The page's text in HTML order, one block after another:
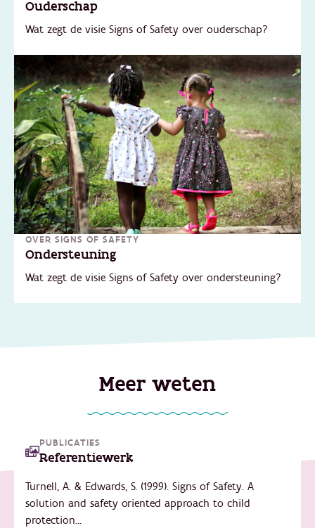
Ouderschap
Wat zegt de visie Signs of Safety over ouderschap?
OVER SIGNS OF SAFETY
Ondersteuning
Wat zegt de visie Signs of Safety over ondersteuning?
Meer weten
PUBLICATIES
Referentiewerk
Turnell, A. & Edwards, S. (1999). Signs of Safety. A
solution and safety oriented approach to child
protection...